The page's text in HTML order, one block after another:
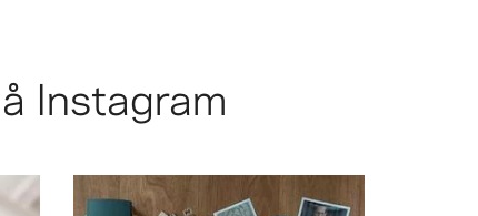
Instagram